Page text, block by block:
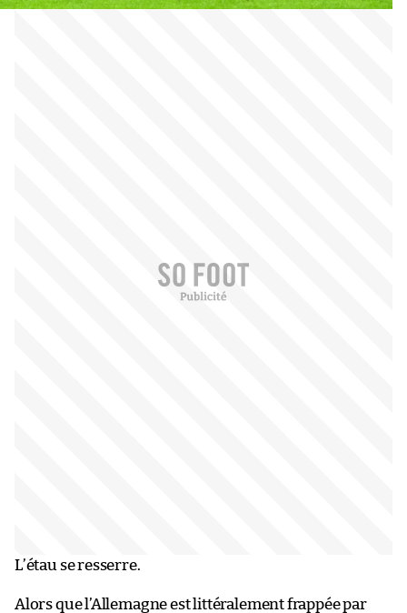
L’étau se resserre.
Alors que l’Allemagne est littéralement frappée par